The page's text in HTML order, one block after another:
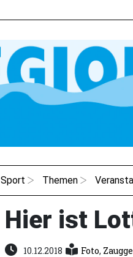
Sport Themen
Hier ist
10.12.2018 Foto,